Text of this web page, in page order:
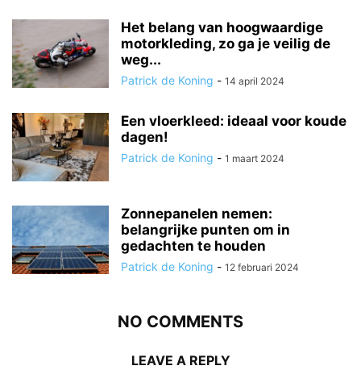
Het belang van hoogwaardige
motorkleding, zo ga je veilig de
weg...
Patrick de Koning - 14 april 2024
Een vloerkleed: ideaal voor koude
dagen!
Patrick de Koning - 1 maart 2024
Zonnepanelen nemen:
belangrijke punten om in
gedachten te houden
Patrick de Koning - 12 februari 2024
NO COMMENTS
LEAVE A REPLY